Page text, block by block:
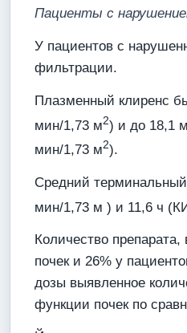
Пациенты с
У пациентов с
фильтрации.
Плазменный клиренс
мин/1,73 м2) и до 18,1
мин/1,73 м2).
Средний
мин/1,73 м ) и 11,6 ч
Количество
почек и 26% у
дозы выявленное
функции почек по